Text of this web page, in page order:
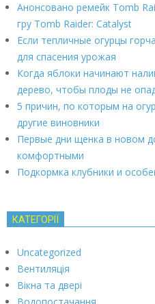
Анонсовано ремейк Tomb
гру Tomb Raider: Catalyst
Если тепличные огурцы
для спасения урожая
Когда яблоки начинают
дерево, чтобы плоды не
5 причин, по которым на
другие виновники
Первые дни щенка в новом
комфортными
Подкормка клубники и
КАТЕГОРІЇ
Uncategorized
Вентиляція
Вікна та двері